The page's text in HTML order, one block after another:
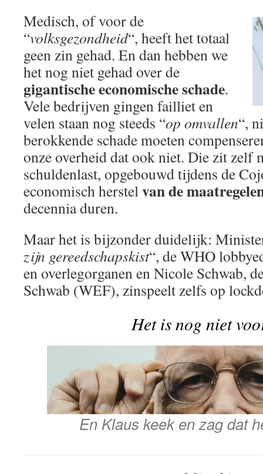
Medisch, of voor de
“volksgezondheid“, heeft het totaal
geen zin gehad. En dan hebben we
het nog niet gehad over de
gigantische economische schade.
Vele bedrijven gingen failliet en
velen staan nog steeds “op omvallen“,
berokkende schade moeten
onze overheid dat ook niet. Die zit zelf
schuldenlast, opgebouwd tijdens de
economisch herstelvan de
decennia duren.
Maar het is bijzonder duidelijk:
zijn gereedschapskist“, de WHO
en overlegorganen en Nicole Schwab,
Schwab (WEF), zinspeelt zelfs op
Het is nog niet
En Klaus keek en zag dat